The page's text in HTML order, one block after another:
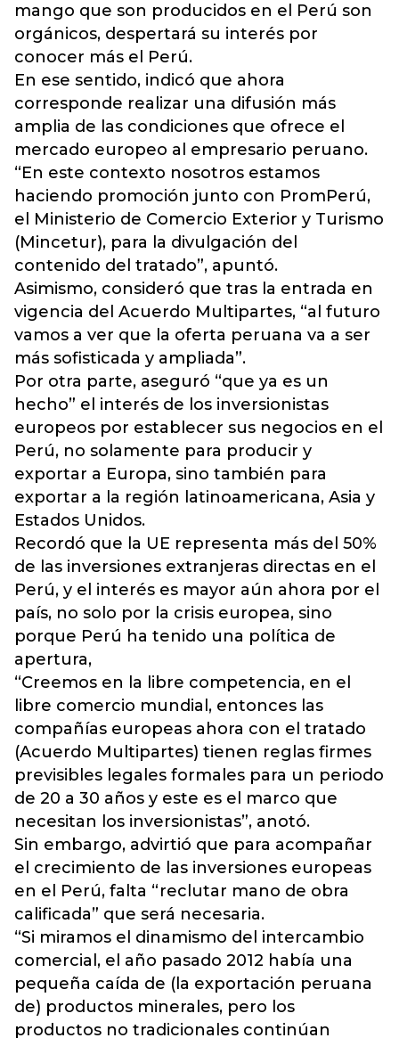
mango que son producidos en el Perú son
orgánicos, despertará su interés por
conocer más el Perú.
En ese sentido, indicó que ahora
corresponde realizar una difusión más
amplia de las condiciones que ofrece el
mercado europeo al empresario peruano.
“En este contexto nosotros estamos
haciendo promoción junto con PromPerú,
el Ministerio de Comercio Exterior y Turismo
(Mincetur), para la divulgación del
contenido del tratado”, apuntó.
Asimismo, consideró que tras la entrada en
vigencia del Acuerdo Multipartes, “al futuro
vamos a ver que la oferta peruana va a ser
más sofisticada y ampliada”.
Por otra parte, aseguró “que ya es un
hecho” el interés de los inversionistas
europeos por establecer sus negocios en el
Perú, no solamente para producir y
exportar a Europa, sino también para
exportar a la región latinoamericana, Asia y
Estados Unidos.
Recordó que la UE representa más del 50%
de las inversiones extranjeras directas en el
Perú, y el interés es mayor aún ahora por el
país, no solo por la crisis europea, sino
porque Perú ha tenido una política de
apertura,
“Creemos en la libre competencia, en el
libre comercio mundial, entonces las
compañías europeas ahora con el tratado
(Acuerdo Multipartes) tienen reglas firmes
previsibles legales formales para un periodo
de 20 a 30 años y este es el marco que
necesitan los inversionistas”, anotó.
Sin embargo, advirtió que para acompañar
el crecimiento de las inversiones europeas
en el Perú, falta “reclutar mano de obra
calificada” que será necesaria.
“Si miramos el dinamismo del intercambio
comercial, el año pasado 2012 había una
pequeña caída de (la exportación peruana
de) productos minerales, pero los
productos no tradicionales continúan